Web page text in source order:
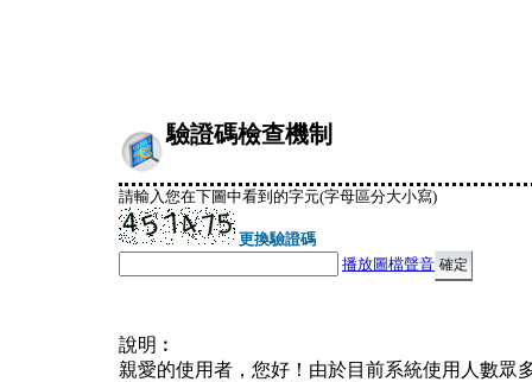
驗證碼檢查機制
請輸入您在下圖中看到的字元(字母區分大小寫)
更換驗證碼
播放圖檔聲音
說明︰
親愛的使用者，您好！由於目前系統使用人數眾